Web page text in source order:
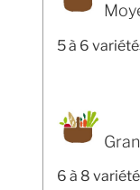
5 à 6
6 à 8